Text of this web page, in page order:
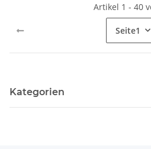
Artikel 1 - 40
Seite1
Kategorien